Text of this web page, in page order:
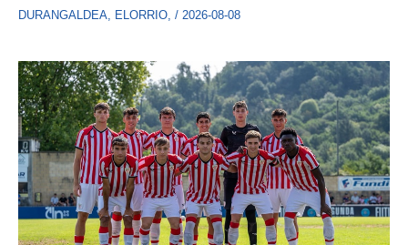
DURANGALDEA ELORRIO / 2026-08-08